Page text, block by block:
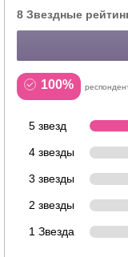
8 Звездные
100%
5 звезд
4 звезды
3 звезды
2 звезды
1 Звезда